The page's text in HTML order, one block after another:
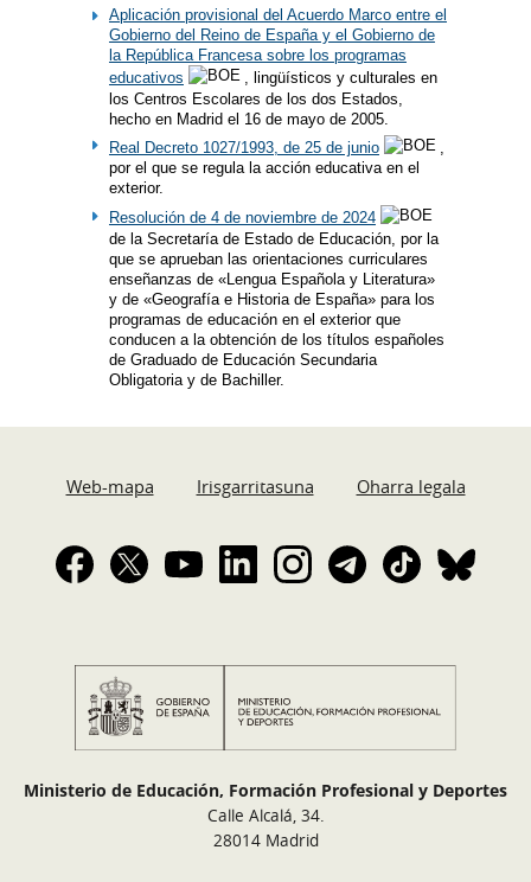
Aplicación provisional del Acuerdo Marco entre el
Gobierno del Reino de España y el Gobierno de
la República Francesa sobre los programas
educativos
, lingüísticos y culturales en
los Centros Escolares de los dos Estados,
hecho en Madrid el 16 de mayo de 2005.
Real Decreto 1027/1993, de 25 de junio
por el que se regula la acción educativa en el
exterior.
Resolución de 4 de noviembre de 2024
de la Secretaría de Estado de Educación, por la
que se aprueban las orientaciones curriculares
enseñanzas de «Lengua Española y Literatura»
y de «Geografía e Historia de España» para los
programas de educación en el exterior que
conducen a la obtención de los títulos españoles
de Graduado de Educación Secundaria
Obligatoria y de Bachiller.
Web-mapa Irisgarritasuna Oharra legala
Ministerio de Educación, Formación Profesional y Deportes
Calle Alcalá, 34.
28014 Madrid